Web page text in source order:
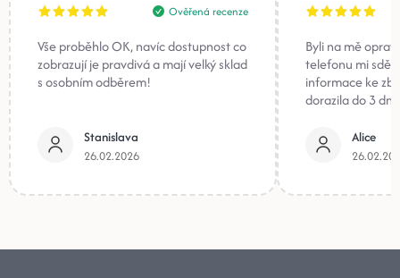
Ověřená recenze
Vše proběhlo OK, navíc dostupnost co
zobrazují je pravdivá a mají velký sklad
s osobním odběrem!
Stanislava
26.02.2026
Byli na mě
telefonu mi
informace ke
dorazila do 3
Alice